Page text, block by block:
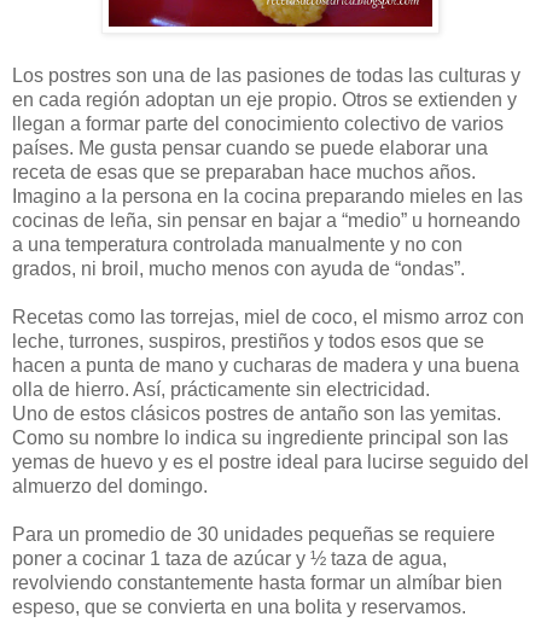
Los postres son una de las pasiones de todas las culturas y
en cada región adoptan un eje propio. Otros se extienden y
llegan a formar parte del conocimiento colectivo de varios
países. Me gusta pensar cuando se puede elaborar una
receta de esas que se preparaban hace muchos años.
Imagino a la persona en la cocina preparando mieles en las
cocinas de leña, sin pensar en bajar a “medio” u horneando
a una temperatura controlada manualmente y no con
grados, ni broil, mucho menos con ayuda de “ondas”.
Recetas como las torrejas, miel de coco, el mismo arroz con
leche, turrones, suspiros, prestiños y todos esos que se
hacen a punta de mano y cucharas de madera y una buena
olla de hierro. Así, prácticamente sin electricidad.
Uno de estos clásicos postres de antaño son las yemitas.
Como su nombre lo indica su ingrediente principal son las
yemas de huevo y es el postre ideal para lucirse seguido del
almuerzo del domingo.
Para un promedio de 30 unidades pequeñas se requiere
poner a cocinar 1 taza de azúcar y ½ taza de agua,
revolviendo constantemente hasta formar un almíbar bien
espeso, que se convierta en una bolita y reservamos.